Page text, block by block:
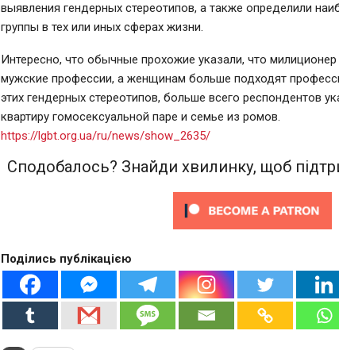
выявления гендерных стереотипов, а также определили
группы в тех или иных сферах жизни.
Интересно, что обычные прохожие указали, что милиционер
мужские профессии, а женщинам больше подходят
этих гендерных стереотипов, больше всего респондентов
квартиру гомосексуальной паре и семье из ромов.
https://lgbt.org.ua/ru/news/show_2635/
Сподобалось? Знайди хвилинку, щоб
Поділись публікацією